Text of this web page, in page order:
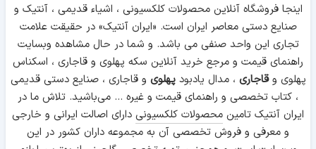
اینجا فروشگاه آنلاین محصولات کلکسیونی ، اشیاء قدیمی ، آنتیک و
صنایع دستی معاصر ایران است. «ایران آنتیک» در حقیقت علامت
تجاری این واحد صنفی می باشد. و شما در حال مشاهده وبسایت
راهنمای قیمت و مرجع خرید آنلاین سکه پهلوی و قاجاری ، اسکناس
پهلوی وقاجاری ، مدال یادبودپهلوی و قاجاری ، صنایع دستی قدیمی
، کتاب تخصصی و راهنمای قیمت و غیره ... می‌باشید. تلاش ما در
ایران آنتیک تامین محصولات کلکسیونی دارای اصالت ایرانی و خارجی
و معرفی و فروش تخصصی آن به مجموعه داران کشور در این